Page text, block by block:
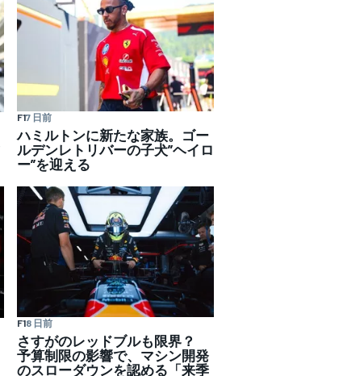
F17 日前
ハミルトンに新たな家族。ゴー
ルデンレトリバーの子犬”ヘイロ
ー”を迎える
F18 日前
さすがのレッドブルも限界？
予算制限の影響で、マシン開発
のスローダウンを認める「来季